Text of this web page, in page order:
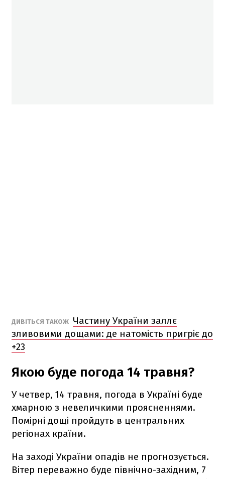
ДИВІТЬСЯ ТАКОЖ Частину України заллє
зливовими дощами: де натомість пригріє до
+23
Якою буде погода 14 травня?
У четвер, 14 травня, погода в Україні буде
хмарною з невеличкими проясненнями.
Помірні дощі пройдуть в центральних
регіонах країни.
На заході України опадів не прогнозується.
Вітер переважно буде північно-західним, 7